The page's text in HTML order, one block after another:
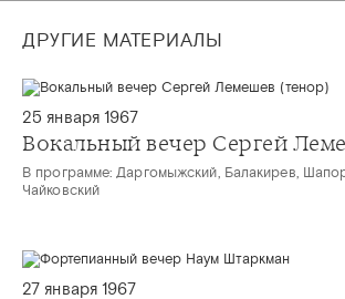
ДРУГИЕ МАТЕРИАЛЫ
25 января 1967
Вокальный вечер Сергей
В программе: Даргомыжский, Балакирев,
Чайковский
27 января 1967